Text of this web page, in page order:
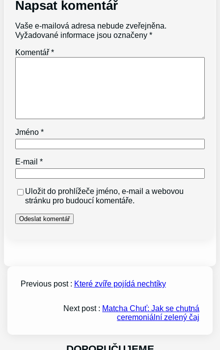
Napsat komentář
Vaše e-mailová adresa nebude zveřejněna.
Vyžadované informace jsou označeny*
Komentář*
Jméno*
E-mail*
Uložit do prohlížeče jméno, e-mail a webovou
stránku pro budoucí komentáře.
Previous post : Které zvíře pojídá nechtíky
Next post : Matcha Chuť: Jak se chutná
ceremoniální zelený čaj